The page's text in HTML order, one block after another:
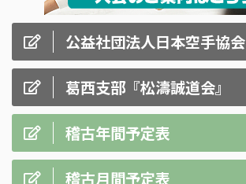
公益社団法人日本空手協会
葛西支部『松濤誠道会』
稽古年間予定表
稽古月間予定表